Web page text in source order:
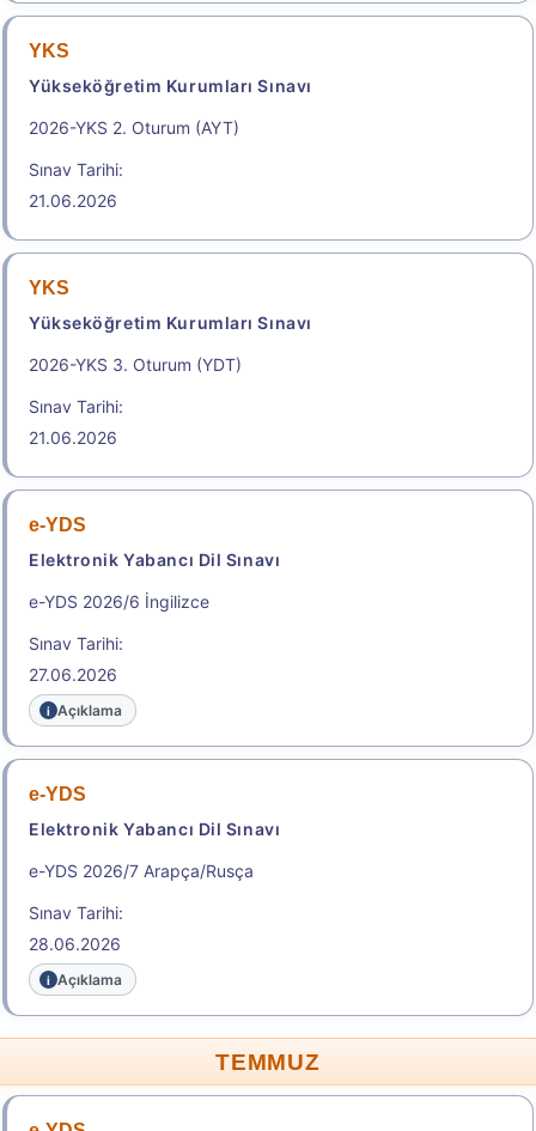
Başvuru Yap
.2026-İYÖS
İdari Yargı Ön Sınavı
Geç Başvuru Tarihi: 26.08.2026 - 26.08.2026
YKS
Yükseköğretim Kurumları Sınavı
2026-YKS 2. Oturum (AYT)
Sınav Tarihi:
21.06.2026
YKS
Yükseköğretim Kurumları Sınavı
2026-YKS 3. Oturum (YDT)
Sınav Tarihi:
21.06.2026
e-YDS
Elektronik Yabancı Dil Sınavı
e-YDS 2026/6 İngilizce
Sınav Tarihi:
27.06.2026
Açıklama
e-YDS
Elektronik Yabancı Dil Sınavı
e-YDS 2026/7 Arapça/Rusça
Sınav Tarihi:
28.06.2026
Açıklama
TEMMUZ